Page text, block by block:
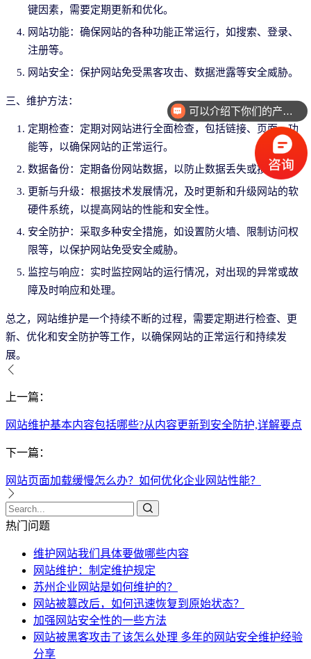
键因素，需要定期更新和优化。
网站功能：确保网站的各种功能正常运行，如搜索、登录、
注册等。
网站安全：保护网站免受黑客攻击、数据泄露等安全威胁。
三、维护方法：
定期检查：定期对网站进行全面检查，包括链接、页面、功
能等，以确保网站的正常运行。
数据备份：定期备份网站数据，以防止数据丢失或损坏。
更新与升级：根据技术发展情况，及时更新和升级网站的软
硬件系统，以提高网站的性能和安全性。
安全防护：采取多种安全措施，如设置防火墙、限制访问权
限等，以保护网站免受安全威胁。
监控与响应：实时监控网站的运行情况，对出现的异常或故
障及时响应和处理。
总之，网站维护是一个持续不断的过程，需要定期进行检查、更
新、优化和安全防护等工作，以确保网站的正常运行和持续发
展。
上一篇：
网站维护基本内容包括哪些?从内容更新到安全防护,详解要点
下一篇：
网站页面加载缓慢怎么办？如何优化企业网站性能？
热门问题
维护网站我们具体要做哪些内容
网站维护：制定维护规定
苏州企业网站是如何维护的？
网站被篡改后，如何迅速恢复到原始状态？
加强网站安全性的一些方法
网站被黑客攻击了该怎么处理 多年的网站安全维护经验
分享
可以介绍下你们的产品么